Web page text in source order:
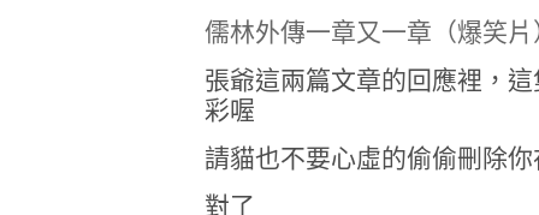
儒林外傳一章又一章（爆笑片
張爺這兩篇文章的回應裡，
彩喔
請貓也不要心虛的偷偷刪除
對了